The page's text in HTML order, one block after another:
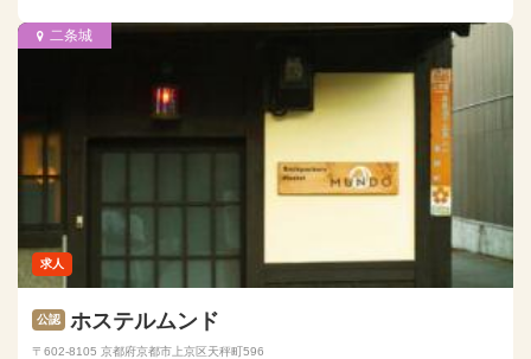
公認 ホステルムンド
〒602-8105 京都府京都市上京区天秤町596
二条城
求人